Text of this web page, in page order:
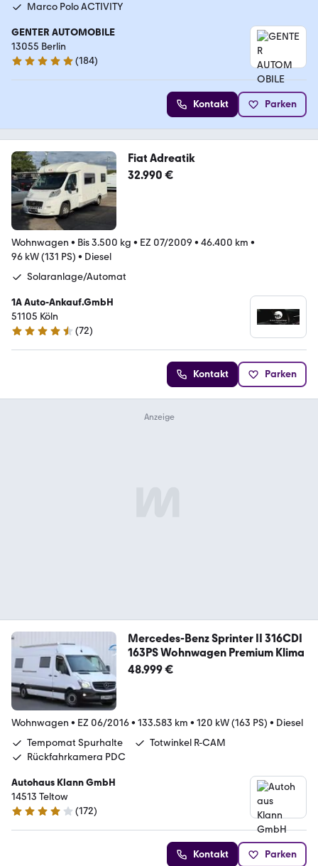
Marco Polo ACTIVITY
GENTER AUTOMOBILE
13055 Berlin
4.9 Sterne
(184)
Kontakt Parken
Fiat Adreatik
32.990 €
Wohnwagen • Bis 3.500 kg • EZ 07/2009 • 46.400 km •
96 kW (131 PS) • Diesel
Solaranlage/Automat
1A Auto-Ankauf.GmbH
51105 Köln
4.6 Sterne
(72)
Kontakt Parken
Mercedes-Benz Sprinter II 316CDI
163PS Wohnwagen Premium Klima
48.999 €
Wohnwagen • EZ 06/2016• 133.583 km • 120 kW (163 PS) • Diesel
Tempomat Spurhalte
Totwinkel R-CAM
Rückfahrkamera PDC
Autohaus Klann GmbH
14513 Teltow
4 Sterne
(172)
Kontakt Parken